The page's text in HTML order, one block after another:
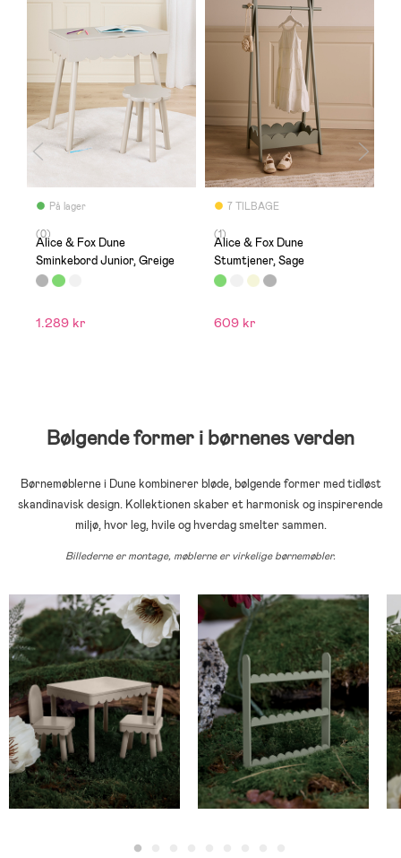
På lager
(0)
Alice & Fox Dune
Sminkebord Junior, Greige
1.289 kr
7 TILBAGE
(1)
Alice & Fox Dune
Stumtjener, Sage
609 kr
Bølgende former i børnenes verden
Børnemøblerne i Dune kombinerer bløde, bølgende former med tidløst
skandinavisk design. Kollektionen skaber et harmonisk og inspirerende
miljø, hvor leg, hvile og hverdag smelter sammen.
Billederne er montage, møblerne er virkelige børnemøbler.